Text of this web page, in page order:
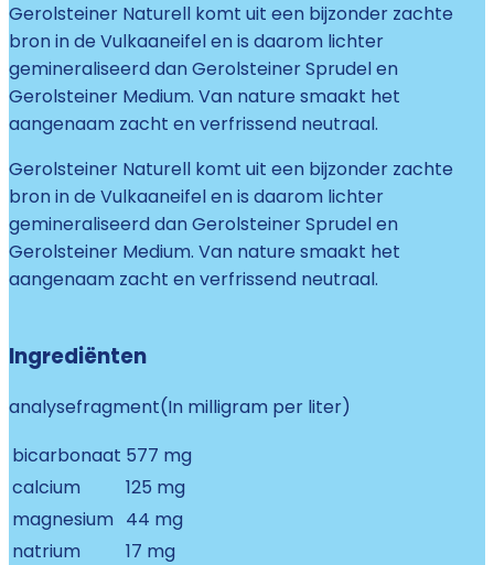
Gerolsteiner Naturell komt uit een bijzonder zachte
bron in de Vulkaaneifel en is daarom lichter
gemineraliseerd dan Gerolsteiner Sprudel en
Gerolsteiner Medium. Van nature smaakt het
aangenaam zacht en verfrissend neutraal.
Gerolsteiner Naturell komt uit een bijzonder zachte
bron in de Vulkaaneifel en is daarom lichter
gemineraliseerd dan Gerolsteiner Sprudel en
Gerolsteiner Medium. Van nature smaakt het
aangenaam zacht en verfrissend neutraal.
Ingrediënten
analysefragment(In milligram per liter)
bicarbonaat 577 mg
calcium
125 mg
magnesium 44 mg
natrium
17 mg